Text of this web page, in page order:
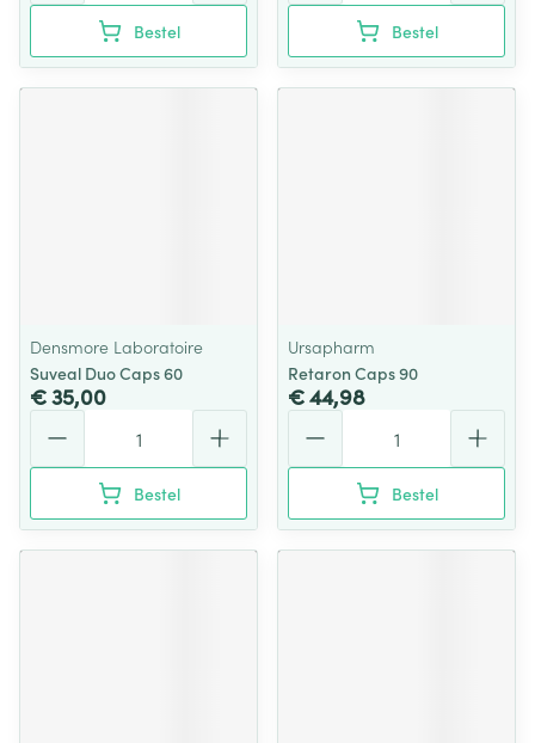
Bestel Bestel
Densmore Laboratoire
Suveal Duo Caps 60
€ 35,00
Bestel
Ursapharm
Retaron Caps 90
€ 44,98
Bestel